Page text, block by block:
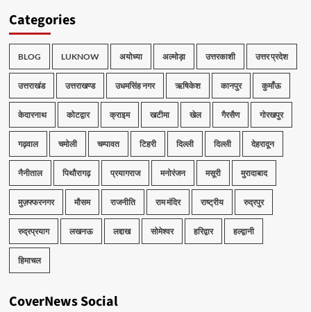
Categories
BLOG LUKNOW अयोध्या अल्मोड़ा उत्तरकाशी उत्तर प्रदेश
उत्तराखंड उत्तराखण्ड उधमसिंह नगर ऋषिकेश कानपुर कुमाँऊ
केदारनाथ कोटद्वार क्राइम खटीमा खेल गैरसैण गोरखपुर
गढ़वाल चमोली चम्पावत टिहरी दिल्ली दिल्ली देहरादून
नैनीताल पिथौरागढ़ प्रयागराज मनोरंजन मसूरी मुरादाबाद
मुज़फ्फरनगर मौसम राजनीति राम मंदिर राष्ट्रीय रुद्रपुर
रुद्रप्रयाग लखनऊ लद्दाख सोमेश्वर हरिद्वार हल्द्वानी
हिमाचल
CoverNews Social